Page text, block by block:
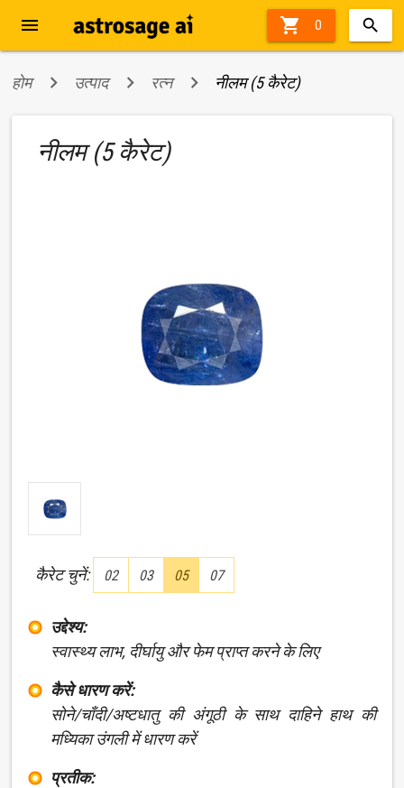
 0
menu
होम उत्पाद रत्न नीलम (5 कैरेट)
नीलम (5 कैरेट)
कैरेट चुनें: 02 03 05 07
उद्देश्य:
स्वास्थ्य लाभ, दीर्घायु और फेम प्राप्त करने के लिए
कैसे धारण करें:
सोने/चाँदी/अष्टधातु की अंगूठी के साथ दाहिने हाथ की
मध्यिका उंगली में धारण करें
प्रतीक: